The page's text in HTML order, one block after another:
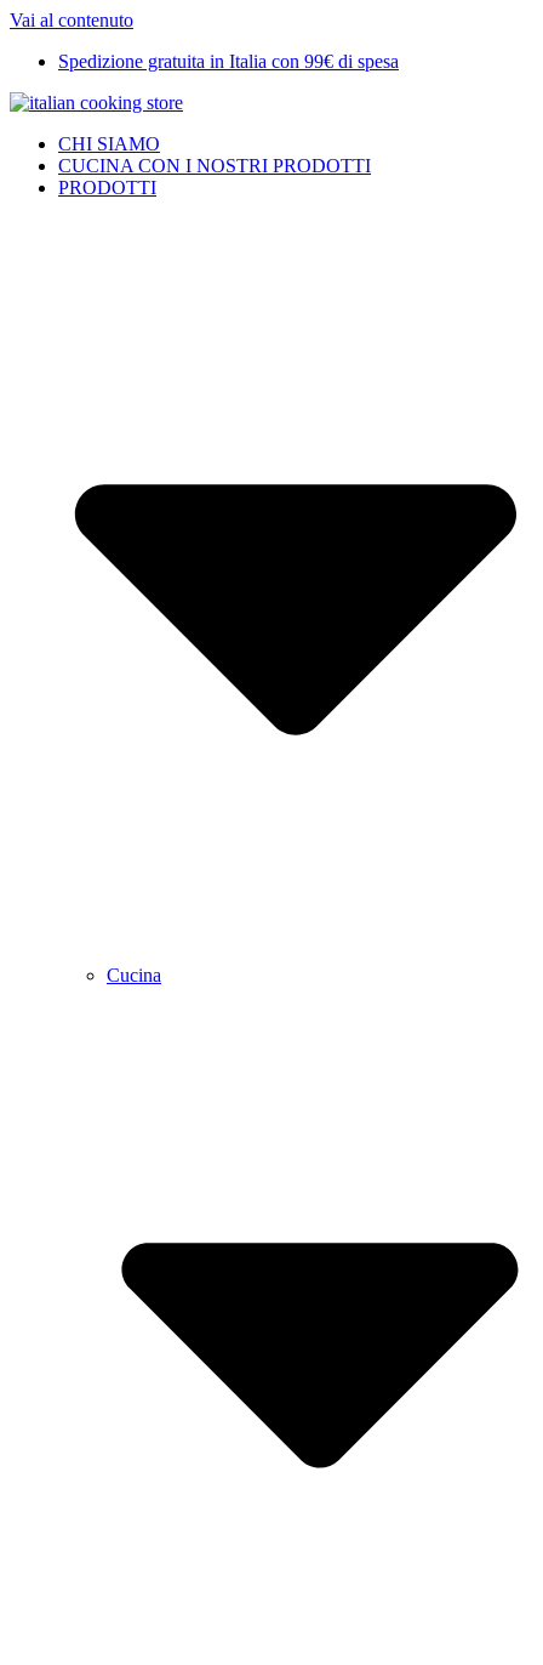
Vai al contenuto
Spedizione gratuita in Italia con 99€ di spesa
CHI SIAMO
CUCINA CON I NOSTRI PRODOTTI
PRODOTTI
Cucina